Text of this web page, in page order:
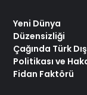
Yeni Dünya
Düzensizliği
Çağında Türk Dış
Politikası ve
Fidan Faktörü